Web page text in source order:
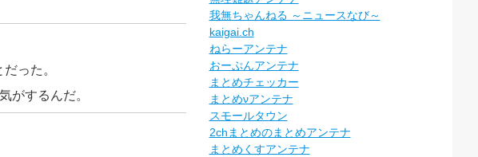
った。
がするんだ。
我無ちゃんねる ～ニュースなび～
kaigai.ch
ねらーアンテナ
おーぷんアンテナ
まとめチェッカー
まとめνアンテナ
スモールタウン
2chまとめのまとめアンテナ
まとめくすアンテナ